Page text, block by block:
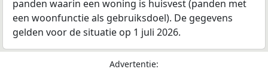
panden waarin een woning is huisvest (panden met
een woonfunctie als gebruiksdoel). De gegevens
gelden voor de situatie op 1 juli 2026.
Advertentie: